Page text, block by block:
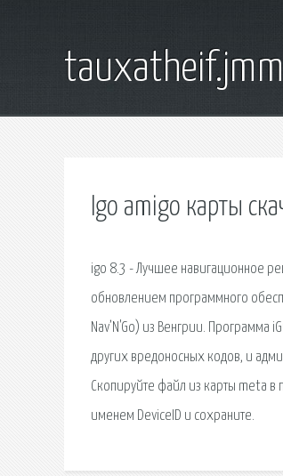
Igo amigo карты
igo 8.3 - Лучшее навигационное
обновлением программного
Nav’N'Go) из Венгрии. Программа
других вредоносных кодов, и
Скопируйте файл из карты meta в
именем DeviceID и сохраните.